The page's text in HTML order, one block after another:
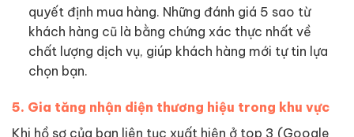
quyết định mua hàng. Những đánh giá 5 sao từ
khách hàng cũ là bằng chứng xác thực nhất về
chất lượng dịch vụ, giúp khách hàng mới tự tin lựa
chọn bạn.
5. Gia tăng nhận diện thương hiệu trong khu vực
Khi hồ sơ của bạn liên tục xuất hiện ở top 3 (Google